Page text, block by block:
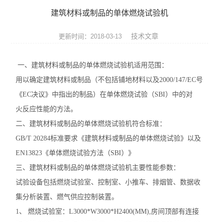
建筑材料或制品的单体燃烧试验机
更新时间：2018-03-13 技术文章
一、建筑材料或制品的单体燃烧试验机适用范围：
用以确定建筑材料或制品（不包括铺地材料以及2000/147/EC号
《EC决议》中指出的制品）在单体燃烧试验（SBI）中的对
火反应性能的方法。
二、建筑材料或制品的单体燃烧试验机符合标准：
GB/T 20284标准要求《建筑材料或制品的单体燃烧试验》以及
EN13823《单体燃烧试验方法（SBI）》
三、建筑材料或制品的单体燃烧试验机主要性能参数：
试验设备包括燃烧试验室、控制室、小推车、排烟管、数据收
集分析装置、燃气供应控制装置。
1、 燃烧试验室：L3000*W3000*H2400(MM),房间顶部有连接